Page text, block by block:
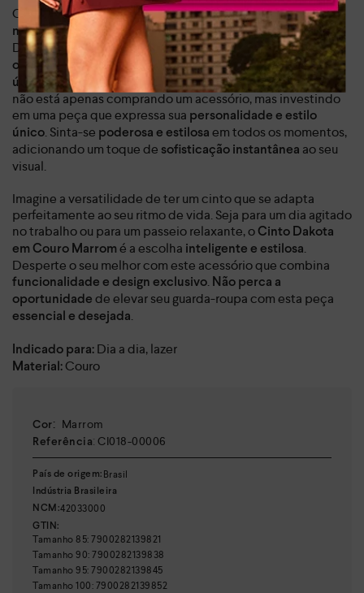
O grande destaque deste cinto feminino é a suafivela
metalizada exclusiva , adornada com a inicial da marca
Dakota. Este detalhe único não só reforça a
identidade e
originalidade
do produto, como também o alinha com as
últimas tendências da moda. Ao adquirir este cinto, você
não está apenas comprando um acessório, mas investindo
em uma peça que expressa sua personalidade e estilo
único. Sinta-se poderosa e estilosa em todos os momentos,
adicionando um toque de sofisticação instantânea ao seu
visual.
Imagine a versatilidade de ter um cinto que se adapta
perfeitamente ao seu ritmo de vida. Seja para um dia agitado
no trabalho ou para um passeio relaxante, o Cinto Dakota
em Couro Marrom é a escolha inteligente e estilosa.
Desperte o seu melhor com este acessório que combina
funcionalidade e design exclusivo. Não perca a
oportunidade de elevar seu guarda-roupa com esta peça
essencial e desejada.
Indicado para: Dia a dia, lazer
Material: Couro
Cor: Marrom
Referência: CI018-00006
País de origem: Brasil
Indústria Brasileira
NCM:42033000
GTIN:
Tamanho 85:7900282139821
Tamanho90:7900282139838
Tamanho95:7900282139845
Tamanho100:7900282139852